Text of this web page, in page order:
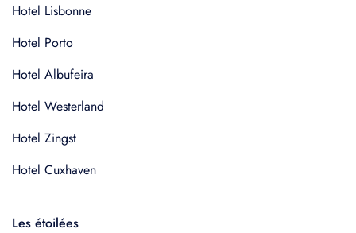
Hotel Lisbonne
Hotel Porto
Hotel Albufeira
Hotel Westerland
Hotel Zingst
Hotel Cuxhaven
Les étoilées